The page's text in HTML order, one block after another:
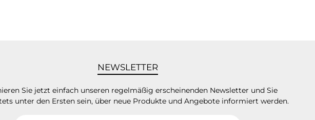
NEWSLETTER
Sie jetzt einfach unseren regelmäßig erscheinenden Newsletter und Sie
unter den Ersten sein, über neue Produkte und Angebote informiert werden.